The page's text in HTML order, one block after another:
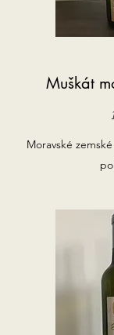
Muškát
Moravské